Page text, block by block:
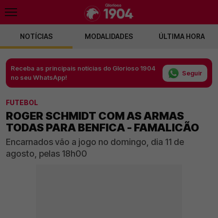
NOTÍCIAS MODALIDADES ÚLTIMA HORA
Receba as principais notícias do Glorioso 1904
no seu WhatsApp!
Seguir
FUTEBOL
ROGER SCHMIDT COM AS ARMAS
TODAS PARA BENFICA - FAMALICÃO
Encarnados vão a jogo no domingo, dia 11 de
agosto, pelas 18h00